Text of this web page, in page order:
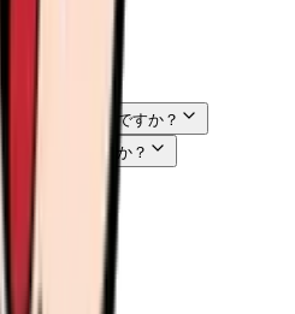
聞いてもよいですか？
判断できますか？
プは？